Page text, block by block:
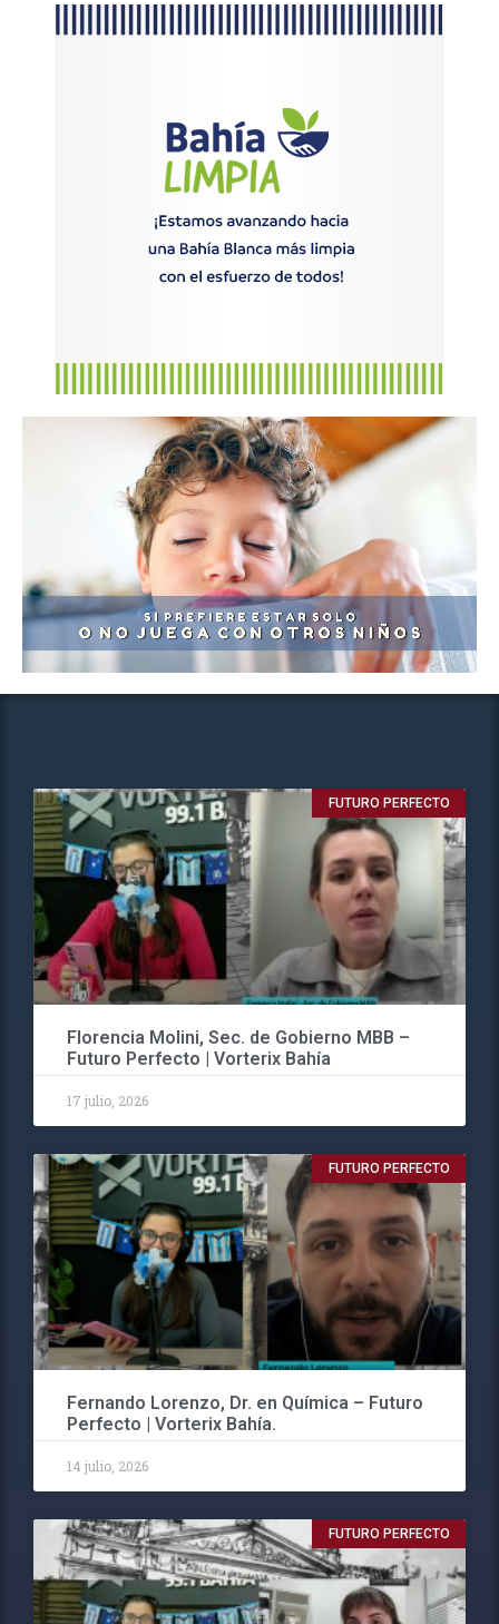
FUTURO PERFECTO
Florencia Molini, Sec. de Gobierno MBB –
Futuro Perfecto | Vorterix Bahía
17 julio, 2026
FUTURO PERFECTO
Fernando Lorenzo, Dr. en Química – Futuro
Perfecto | Vorterix Bahía.
14 julio, 2026
FUTURO PERFECTO